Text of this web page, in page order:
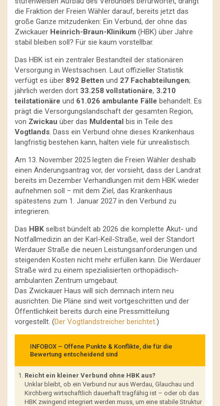
die Fraktion der Freien Wähler darauf, bereits jetzt das
große Ganze mitzudenken: Ein Verbund, der ohne das
Zwickauer Heinrich-Braun-Klinikum (HBK) über Jahre
stabil bleiben soll? Für sie kaum vorstellbar.
Das HBK ist ein zentraler Bestandteil der stationären
Versorgung in Westsachsen. Laut offizieller Statistik
verfügt es über 892 Betten und 27 Fachabteilungen;
jährlich werden dort 33.258 vollstationäre, 3.210
teilstationäre und 61.026 ambulante Fälle behandelt. Es
prägt die Versorgungslandschaft der gesamten Region,
von Zwickau über das Muldental bis in Teile des
Vogtlands. Dass ein Verbund ohne dieses Krankenhaus
langfristig bestehen kann, halten viele für unrealistisch.
Am 13. November 2025 legten die Freien Wähler deshalb
einen Änderungsantrag vor, der vorsieht, dass der Landrat
bereits im Dezember Verhandlungen mit dem HBK wieder
aufnehmen soll – mit dem Ziel, das Krankenhaus
spätestens zum 1. Januar 2027 in den Verbund zu
integrieren.
Das HBKselbst bündelt ab 2026 die komplette Akut- und
Notfallmedizin an der Karl-Keil-Straße, weil der Standort
Werdauer Straße die neuen Leistungsanforderungen und
steigenden Kosten nicht mehr erfüllen kann. Die Werdauer
Straße wird zu einem spezialisierten orthopädisch-
ambulanten Zentrum umgebaut.
Das Zwickauer Haus will sich demnach intern neu
ausrichten. Die Pläne sind weit vortgeschritten und der
Öffentlichkeit bereits durch eine Pressmitteilung
vorgestellt. (Der Vogtlandstreicher berichtet.)
INFOBOX – Offene Punkte & Konflikte, die für die
Bewertung entscheidend sind
Reicht ein kleiner Verbund ohne HBK aus?
Unklar bleibt, ob ein Verbund nur aus Werdau, Glauchau und
Kirchberg wirtschaftlich dauerhaft tragfähig ist – oder ob das
HBK zwingend integriert werden muss, um eine stabile Struktur